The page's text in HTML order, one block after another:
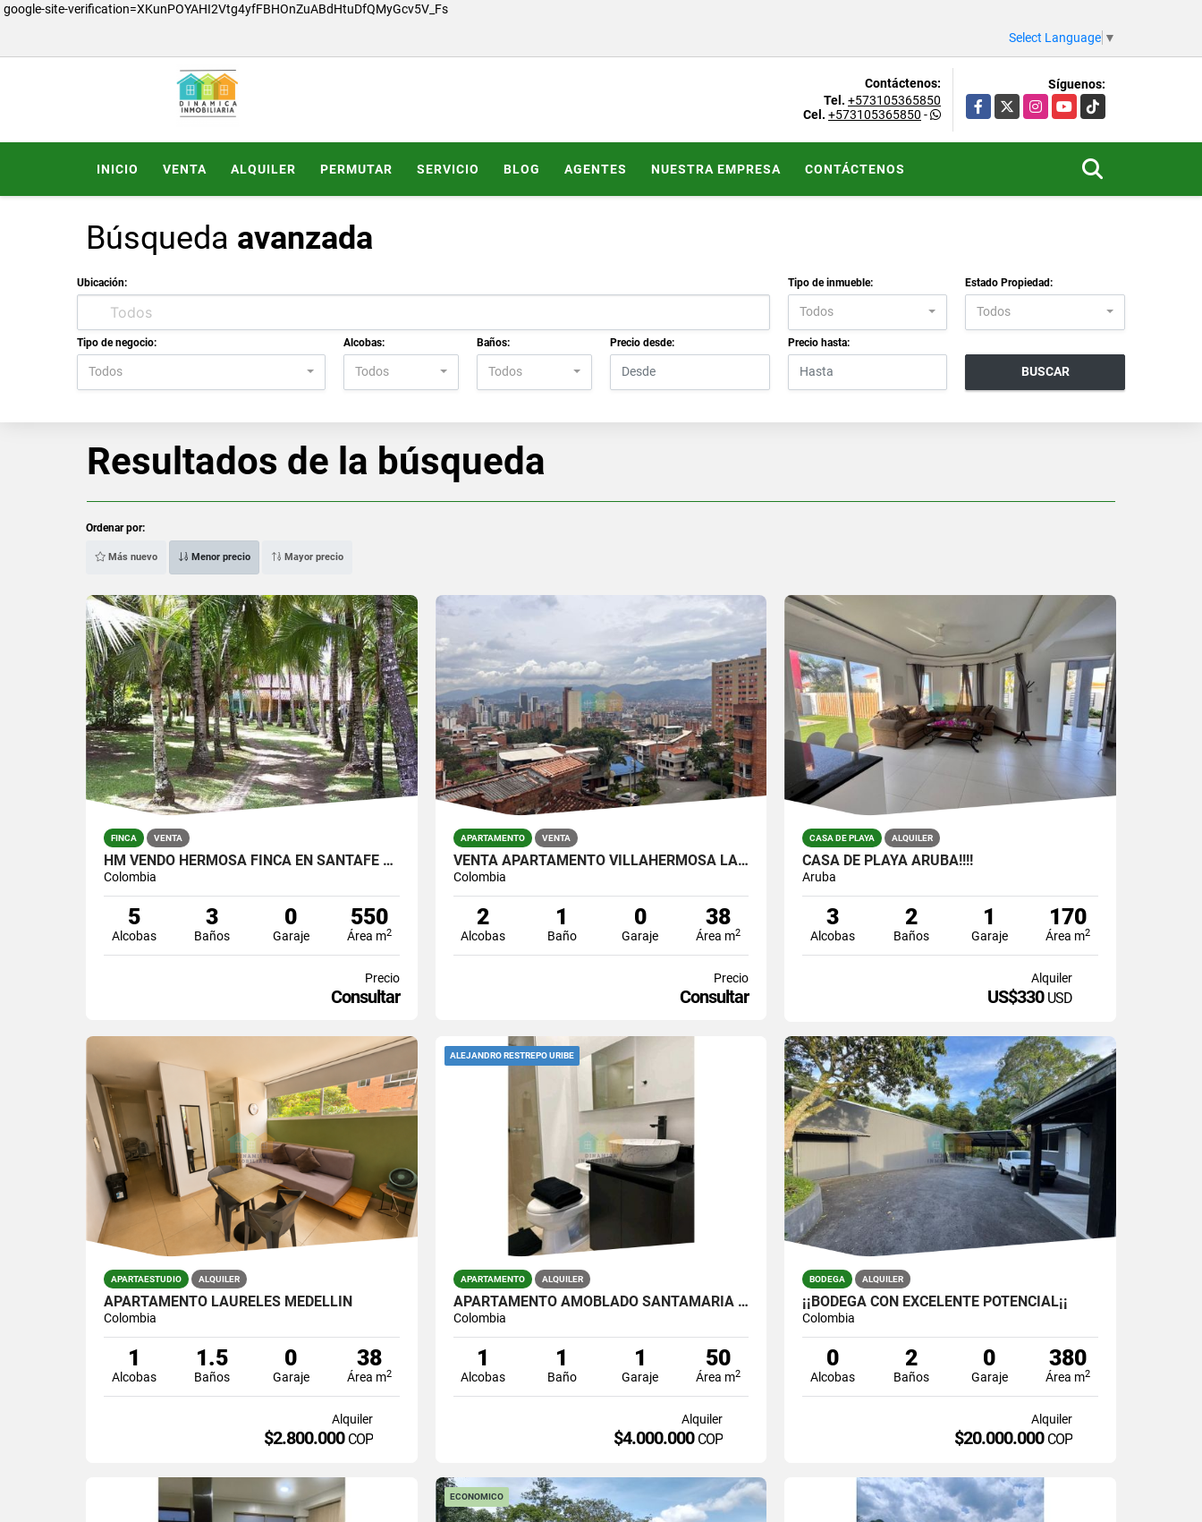
google-site-verification=XKunPOYAHI2Vtg4yfFBHOnZuABdHtuDfQMyGcv5V_Fs
Select Language ▼
Contáctenos:
Tel. +573105365850
Cel. +573105365850 -
Síguenos:
Facebook
X InstagramYouTubeTikTok
INICIO VENTA ALQUILER PERMUTAR SERVICIO BLOG AGENTES NUESTRA EMPRESA CONTÁCTENOS
Búsqueda avanzada
Ubicación: Tipo de inmueble:
Todos
Estado Propiedad:
Todos
Tipo de negocio:
Todos
Alcobas:
Todos
Baños:
Todos
Precio desde: Precio hasta:
BUSCAR
Resultados de la búsqueda
Ordenar por:
Más nuevo Menor precio Mayor precio
FINCA VENTA
HM VENDO HERMOSA FINCA EN SANTAFE DE ANTIOQUIA
Colombia
5
Alcobas
3
Baños
0
Garaje
550
Área m2
Precio
Consultar
APARTAMENTO VENTA
VENTA APARTAMENTO VILLAHERMOSA LA MANSION
Colombia
2
Alcobas
1
Baño
0
Garaje
38
Área m2
Precio
Consultar
CASA DE PLAYA ALQUILER
CASA DE PLAYA ARUBA!!!!
Aruba
3
Alcobas
2
Baños
1
Garaje
170
Área m2
Alquiler
US$330 USD
APARTAESTUDIO ALQUILER
APARTAMENTO LAURELES MEDELLÍN
Colombia
1
Alcobas
1.5
Baños
0
Garaje
38
Área m2
Alquiler
$2.800.000 COP
ALEJANDRO RESTREPO URIBE
APARTAMENTO ALQUILER
APARTAMENTO AMOBLADO SANTAMARIA DE LOS ANGELES
Colombia
1
Alcobas
1
Baño
1
Garaje
50
Área m2
Alquiler
$4.000.000 COP
BODEGA ALQUILER
¡¡BODEGA CON EXCELENTE POTENCIAL¡¡
Colombia
0
Alcobas
2
Baños
0
Garaje
380
Área m2
Alquiler
$20.000.000 COP
ECONOMICO